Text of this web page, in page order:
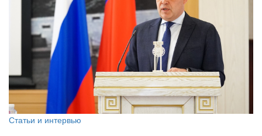
Статьи и интервью